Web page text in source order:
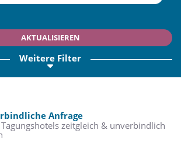
AKTUALISIEREN
Weitere Filter
Anfrage
zeitgleich & unverbindlich